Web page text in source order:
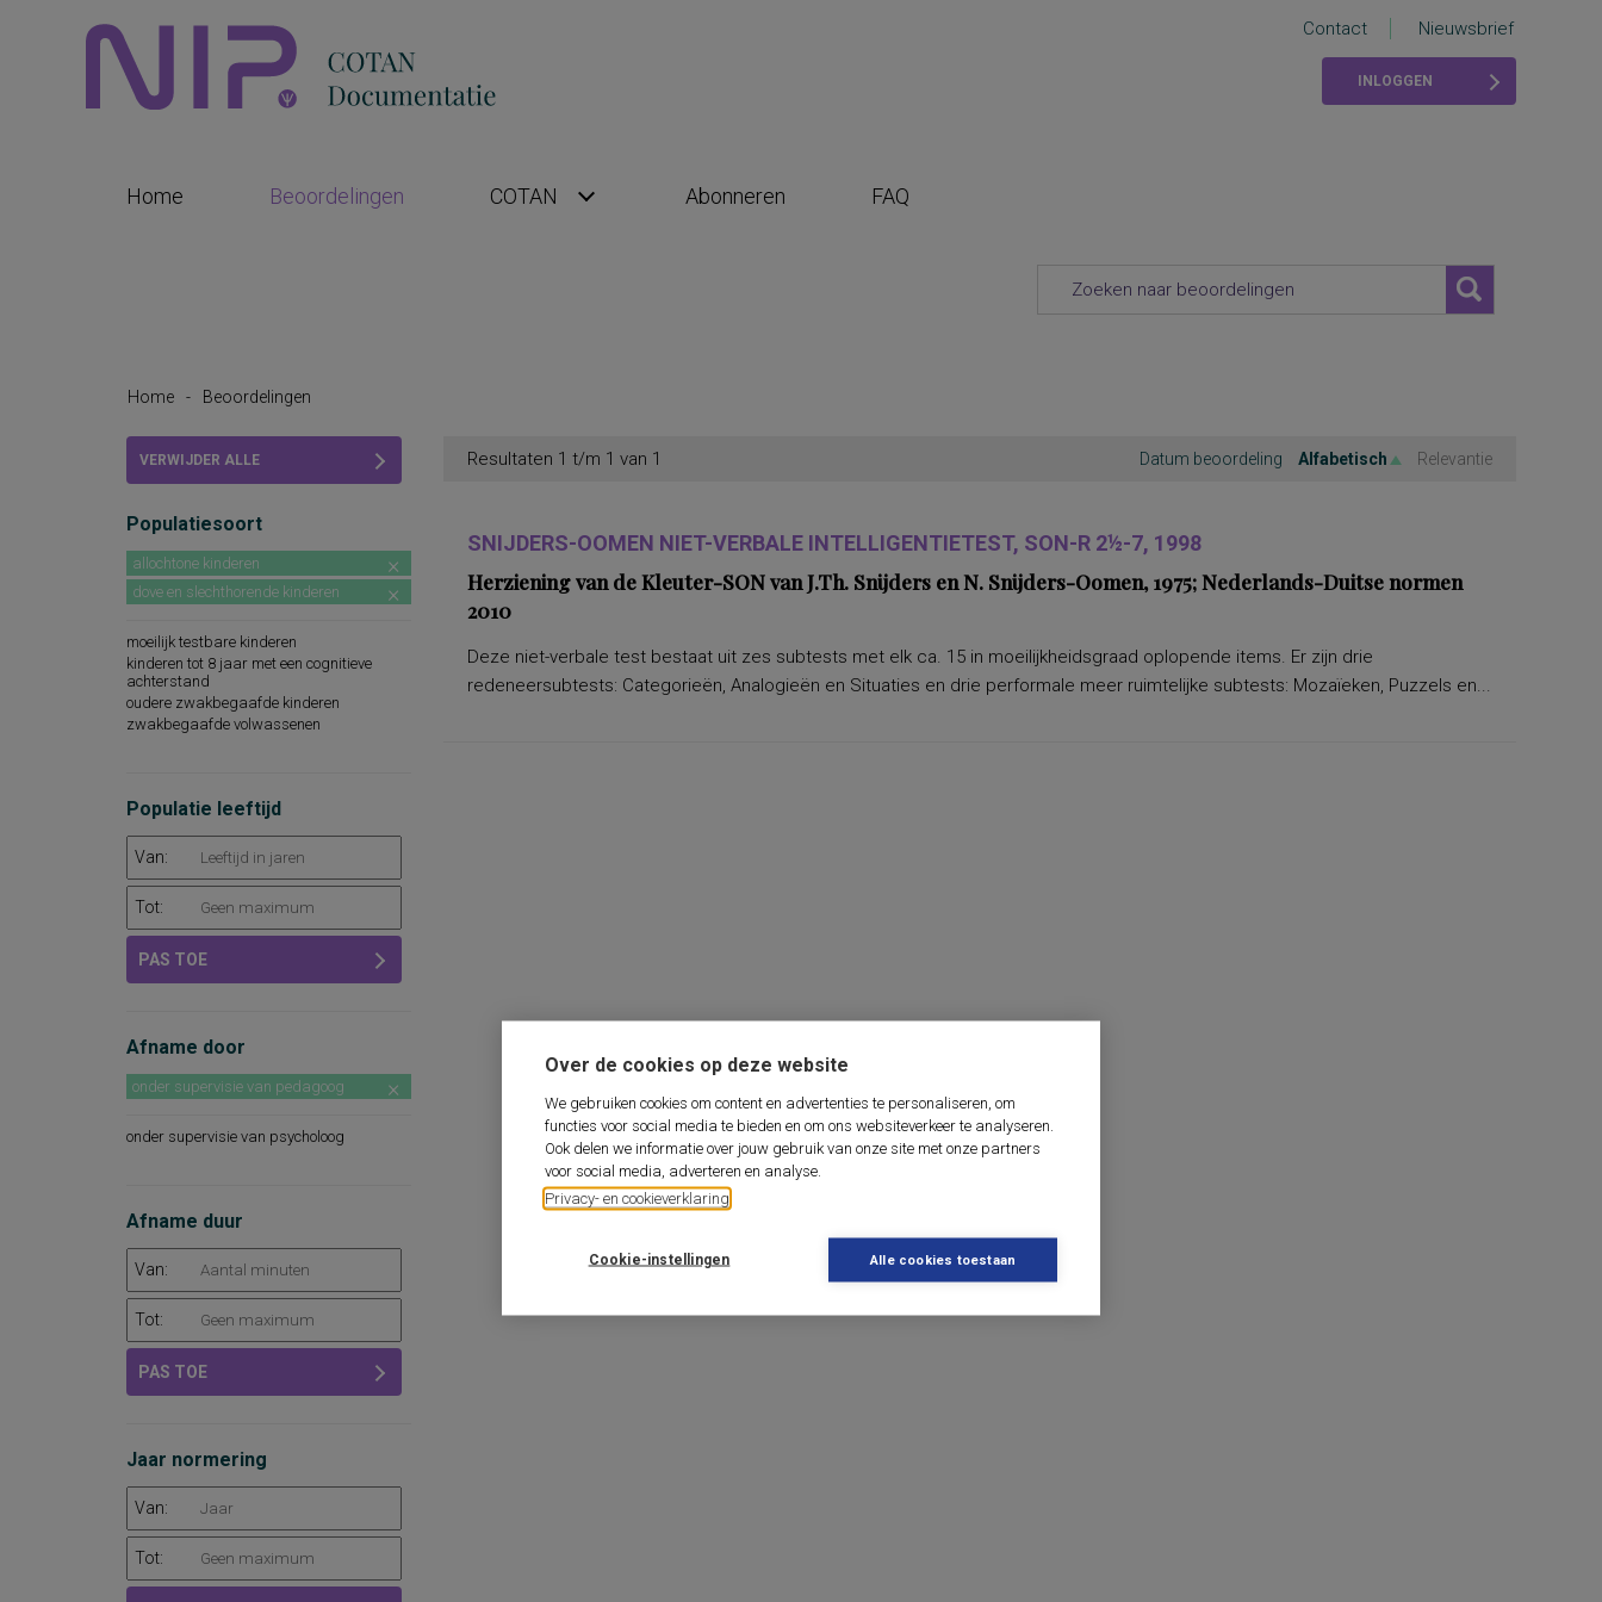
Over de cookies op deze website
We gebruiken cookies om content en advertenties te personaliseren, om
functies voor social media te bieden en om ons websiteverkeer te analyseren.
Ook delen we informatie over jouw gebruik van onze site met onze partners
voor social media, adverteren en analyse.
Privacy- en cookieverklaring
Cookie-instellingen Alle cookies toestaan
Contact Nieuwsbrief
INLOGGEN
Home Beoordelingen COTAN Abonneren FAQ
Home - Beoordelingen
VERWIJDER ALLE
Populatiesoort
allochtone kinderen
dove en slechthorende kinderen
moeilijk testbare kinderen
kinderen tot 8 jaar met een cognitieve
achterstand
oudere zwakbegaafde kinderen
zwakbegaafde volwassenen
Populatie leeftijd
Van:
Tot:
PAS TOE
Afname door
onder supervisie van pedagoog
onder supervisie van psycholoog
Afname duur
Van:
Tot:
PAS TOE
Jaar normering
Van:
Tot:
Resultaten 1 t/m 1 van 1 Datum beoordeling Alfabetisch Relevantie
SNIJDERS-OOMEN NIET-VERBALE INTELLIGENTIETEST, SON-R 2½-7, 1998
Herziening van de Kleuter-SON van J.Th. Snijders en N. Snijders-Oomen, 1975; Nederlands-Duitse normen
2010
Deze niet-verbale test bestaat uit zes subtests met elk ca. 15 in moeilijkheidsgraad oplopende items. Er zijn drie
redeneersubtests: Categorieën, Analogieën en Situaties en drie performale meer ruimtelijke subtests: Mozaïeken, Puzzels en...